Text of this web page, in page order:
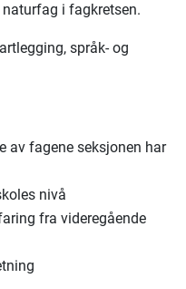
i fagkretsen.
språk- og
av fagene seksjonen har
nivå
fra videregående